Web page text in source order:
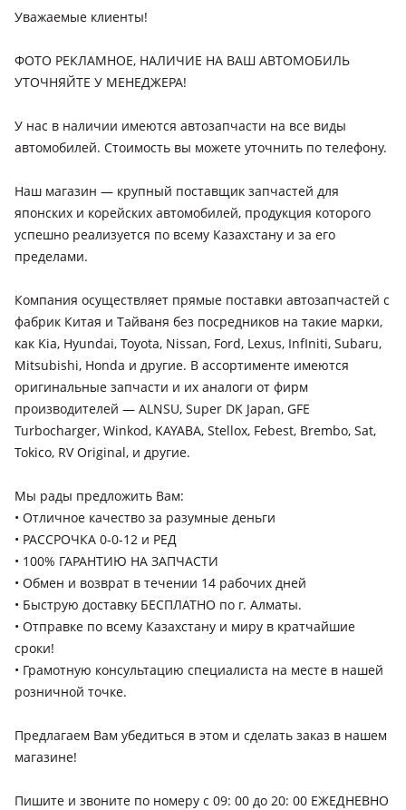
2007 - 2011 3 поколение рестайлинг (S19), 2004 - 2007 3
1997 - 2000 2 поколение (S16), 1993 - 1997 1 поколение
2013 - 2016 XE30, 2005 - 2010 XE20
1999 - 2005 XE10, 2020 - н.в. XE30 [2-й рестайлинг], 2016 -
2022 XE30 рестайлинг
Lexus IS 350
2016 - 2022 XE30 рестайлинг
Lexus RX
2019 - н.в. 4 поколение рестайлинг (L2), 2015 - 2019 4
поколение (L2), 1997 - 2003 1 поколение (MCU15), 2003 -
2006 2 поколение (U3), 2022 - н.в. 5 поколение, 2008 - 2012 3
поколение (L1), 2005 - 2009 2 поколение рестайлинг (U3),
2012 - 2015 3 поколение рестайлинг (L1)
Lexus LX
2012 - 2015 3 поколение рестайлинг (J2), 2007 - 2012 3
поколение (J2)
2015 - 2019 4 поколение (L2), 2019 - н.в. 4 поколение
Lexus RX 350
2022 - н.в. 5 поколение, 2012 - 2015 3 поколение
рестайлинг (L1), 2008 - 2012 3 поколение (L1), 2005 - 2009 2
поколение рестайлинг (U3)
Уважаемые клиенты!
ФОТО РЕКЛАМНОЕ, НАЛИЧИЕ НА ВАШ АВТОМОБИЛЬ
УТОЧНЯЙТЕ У МЕНЕДЖЕРА!
У нас в наличии имеются автозапчасти на все виды
автомобилей. Стоимость вы можете уточнить по телефону.
Наш магазин — крупный поставщик запчастей для
японских и корейских автомобилей, продукция которого
успешно реализуется по всему Казахстану и за его
пределами.
Компания осуществляет прямые поставки автозапчастей с
фабрик Китая и Тайваня без посредников на такие марки,
как Kia, Hyundai, Toyota, Nissan, Ford, Lexus, InfIniti, Subaru,
Mitsubishi, Honda и другие. В ассортименте имеются
оригинальные запчасти и их аналоги от фирм
производителей — ALNSU, Super DK Japan, GFE
Turbocharger, Winkod, KAYABA, Stellox, Febest, Brembo, Sat,
Tokico, RV Original, и другие.
Мы рады предложить Вам:
• Отличное качество за разумные деньги
• РАССРОЧКА 0-0-12 и РЕД
• 100% ГАРАНТИЮ НА ЗАПЧАСТИ
• Обмен и возврат в течении 14 рабочих дней
• Быструю доставку БЕСПЛАТНО по г. Алматы.
• Отправкe по всему Казахстану и миру в кратчайшие
сроки!
• Грамотную консультацию специалиста на месте в нашей
розничной точке.
Предлагаем Вам убедиться в этом и сделать заказ в нашем
магазине!
Пишите и звоните по номеру с 09: 00 до 20: 00 ЕЖЕДНЕВНО